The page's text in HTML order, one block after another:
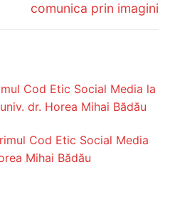
comunica prin imagini
Cod Etic Social Media la
dr. Horea Mihai Bădău
Cod Etic Social Media
Mihai Bădău